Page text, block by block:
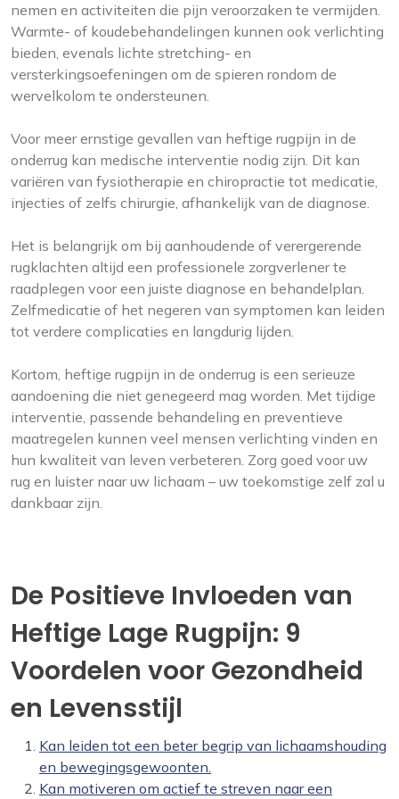
nemen en activiteiten die pijn veroorzaken te vermijden.
Warmte- of koudebehandelingen kunnen ook verlichting
bieden, evenals lichte stretching- en
versterkingsoefeningen om de spieren rondom de
wervelkolom te ondersteunen.
Voor meer ernstige gevallen van heftige rugpijn in de
onderrug kan medische interventie nodig zijn. Dit kan
variëren van fysiotherapie en chiropractie tot medicatie,
injecties of zelfs chirurgie, afhankelijk van de diagnose.
Het is belangrijk om bij aanhoudende of verergerende
rugklachten altijd een professionele zorgverlener te
raadplegen voor een juiste diagnose en behandelplan.
Zelfmedicatie of het negeren van symptomen kan leiden
tot verdere complicaties en langdurig lijden.
Kortom, heftige rugpijn in de onderrug is een serieuze
aandoening die niet genegeerd mag worden. Met tijdige
interventie, passende behandeling en preventieve
maatregelen kunnen veel mensen verlichting vinden en
hun kwaliteit van leven verbeteren. Zorg goed voor uw
rug en luister naar uw lichaam – uw toekomstige zelf zal u
dankbaar zijn.
De Positieve Invloeden van
Heftige Lage Rugpijn: 9
Voordelen voor Gezondheid
en Levensstijl
Kan leiden tot een beter begrip van lichaamshouding
en bewegingsgewoonten.
Kan motiveren om actief te streven naar een